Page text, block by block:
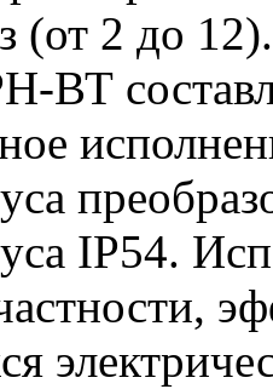
(от 2 до
ВТ
IP54.